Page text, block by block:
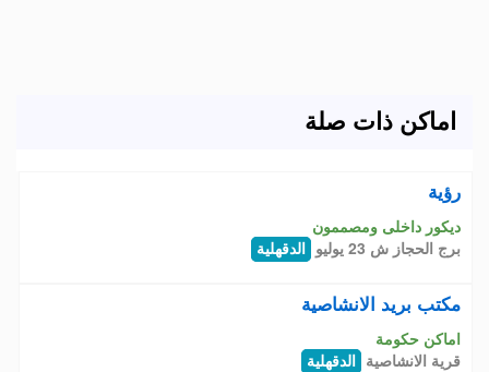
اماكن ذات صلة
رؤية
ديكور داخلى ومصممون
برج الحجاز ش 23 يوليو
الدقهلية
مكتب بريد الانشاصية
اماكن حكومة
قرية الانشاصية
الدقهلية